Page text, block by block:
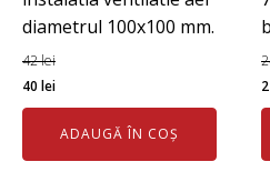
diametrul 100x100 mm.
42lei
Prețul
inițial
fost:
40 leiPrețul
curent
este:
40 lei.
ADAUGĂ ÎN COȘ